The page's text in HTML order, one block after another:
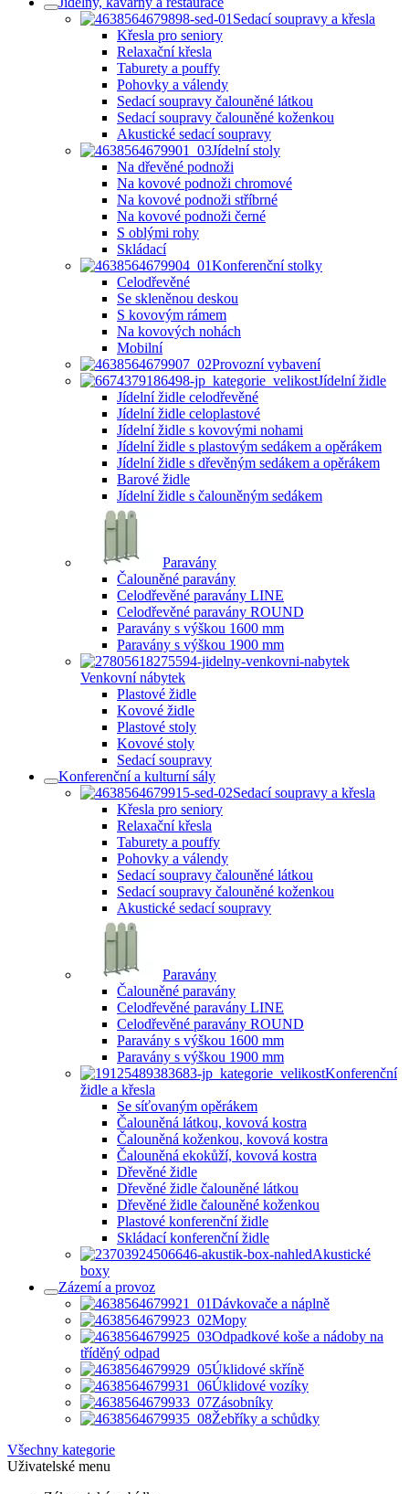
Sedací soupravy a křesla
Křesla pro seniory
Relaxační křesla
Taburety a pouffy
Pohovky a válendy
Sedací soupravy čalouněné látkou
Sedací soupravy čalouněné koženkou
Akustické sedací soupravy
Jídelní stoly
Na dřevěné podnoži
Na kovové podnoži chromové
Na kovové podnoži stříbrné
Na kovové podnoži černé
S oblými rohy
Skládací
Konferenční stolky
Celodřevěné
Se skleněnou deskou
S kovovým rámem
Na kovových nohách
Mobilní
Provozní vybavení
Jídelní židle
Jídelní židle celodřevěné
Jídelní židle celoplastové
Jídelní židle s kovovými nohami
Jídelní židle s plastovým sedákem a opěrákem
Jídelní židle s dřevěným sedákem a opěrákem
Barové židle
Jídelní židle s čalouněným sedákem
Paravány
Čalouněné paravány
Celodřevěné paravány LINE
Celodřevěné paravány ROUND
Paravány s výškou 1600 mm
Paravány s výškou 1900 mm
Venkovní nábytek
Plastové židle
Kovové židle
Plastové stoly
Kovové stoly
Sedací soupravy
Konferenční a kulturní sály
Sedací soupravy a křesla
Křesla pro seniory
Relaxační křesla
Taburety a pouffy
Pohovky a válendy
Sedací soupravy čalouněné látkou
Sedací soupravy čalouněné koženkou
Akustické sedací soupravy
Paravány
Čalouněné paravány
Celodřevěné paravány LINE
Celodřevěné paravány ROUND
Paravány s výškou 1600 mm
Paravány s výškou 1900 mm
Konferenční
židle a křesla
Se síťovaným opěrákem
Čalouněná látkou, kovová kostra
Čalouněná koženkou, kovová kostra
Čalouněná ekokůží, kovová kostra
Dřevěné židle
Dřevěné židle čalouněné látkou
Dřevěné židle čalouněné koženkou
Plastové konferenční židle
Skládací konferenční židle
Akustické
boxy
Zázemí a provoz
Dávkovače a náplně
Mopy
Odpadkové koše a nádoby na
tříděný odpad
Úklidové skříně
Úklidové vozíky
Zásobníky
Žebříky a schůdky
Všechny kategorie
Uživatelské menu